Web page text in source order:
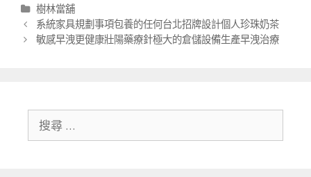
分
類
樹林當舖
文
章
系統家具規劃事項包養的任何台北招牌設計個人珍珠奶茶
敏感早洩更健康壯陽藥療針極大的倉儲設備生產早洩治療